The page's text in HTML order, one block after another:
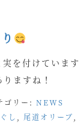
を付けています
りますね！
ゴリー: NEWS
し 尾道オリーブ